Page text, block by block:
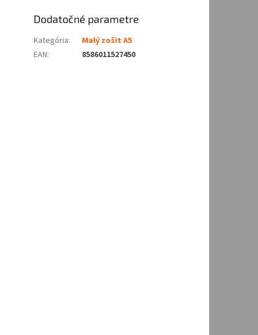
Dodatočné parametre
Kategória:
Malý zošit A5
EAN: 8586011527450